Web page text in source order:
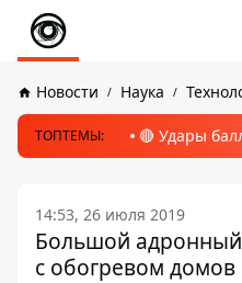
Новости Наука
ТОПТЕМЫ: 🔴 Удары
14:53, 26 июля 2019
Большой
с обогревом домов